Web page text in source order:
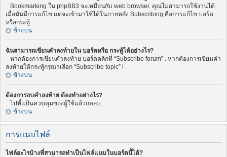
Bookmarking ใน phpBB3 จะเหมือนกับ web browser. คุณไม่สามารถใช้งานได้
เมื่อมันมีการแก้ไข แต่จะเข้ามาใช้ได้ในภายหลัง Subscribing,คือการแก้ไข บอร์ด
หรือกระทู้
ข้างบน
ฉันสามารถเขียนคำลงท้ายใน บอร์ดหรือ กระทู้ได้อย่างไร?
หากต้องการเขียนคำลงท้าย บอร์ดคลิกที่ “Subscribe forum” . หากต้องการเขียนคำ
ลงท้ายใต้กระทู้กรุณาเลือก “Subscribe topic” l
ข้างบน
ต้องการลบคำลงท้าย ต้องทำอย่างไร?
ไปที่แป้นควบคุมของผู้ใช้แล้วกดลบ.
ข้างบน
การแนบไฟล์
ไฟล์อะไรบ้างที่สามารถทำเป็นไฟล์แนบในบอร์ดนี้ได้?